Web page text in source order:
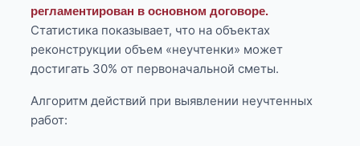
регламентирован в основном договоре.
Статистика показывает, что на объектах
реконструкции объем «неучтенки» может
достигать 30% от первоначальной сметы.
Алгоритм действий при выявлении неучтенных
работ: